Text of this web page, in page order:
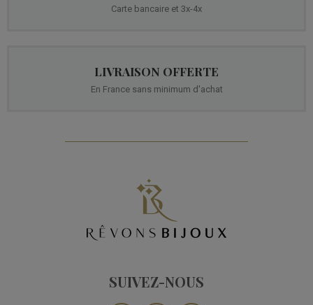
Carte bancaire et 3x-4x
LIVRAISON OFFERTE
En France sans minimum d'achat
SUIVEZ-NOUS